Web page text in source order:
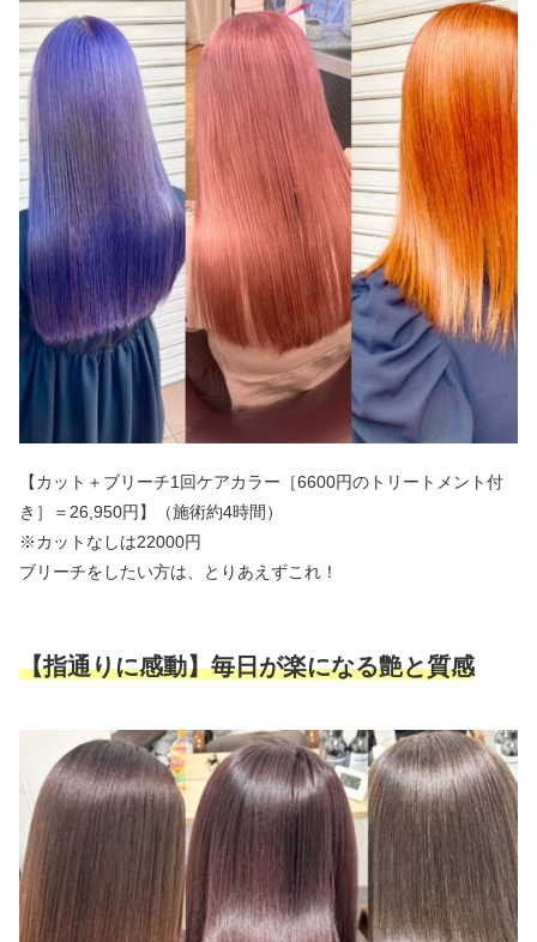
【カット＋ブリーチ1回ケアカラー［6600円のトリートメント付
き］＝26,950円】（施術約4時間）
※カットなしは22000円
ブリーチをしたい方は、とりあえずこれ！
【指通りに感動】毎日が楽になる艶と質感